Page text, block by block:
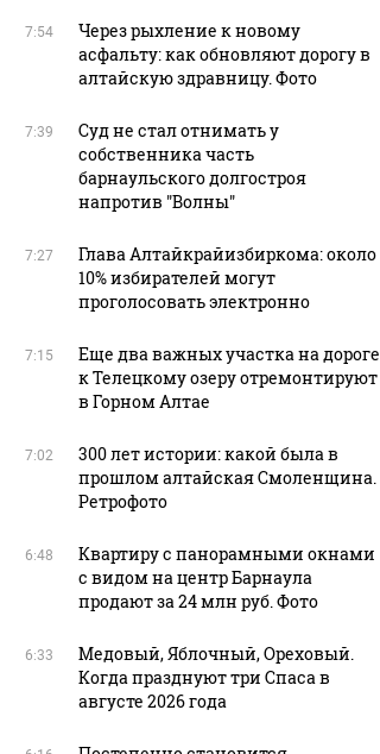
Где будет встреча
президентов США и
России: Европа?
7:54
Через рыхление к новому
асфальту: как обновляют дорогу в
алтайскую здравницу. Фото
7:39
Суд не стал отнимать у
собственника часть
барнаульского долгостроя
напротив "Волны"
7:27
Глава Алтайкрайизбиркома: около
10% избирателей могут
проголосовать электронно
7:15
Еще два важных участка на дороге
к Телецкому озеру отремонтируют
в Горном Алтае
7:02
300 лет истории: какой была в
прошлом алтайская Смоленщина.
Ретрофото
6:48
Квартиру с панорамными окнами
с видом на центр Барнаула
продают за 24 млн руб. Фото
6:33
Медовый, Яблочный, Ореховый.
Когда празднуют три Спаса в
августе 2026 года